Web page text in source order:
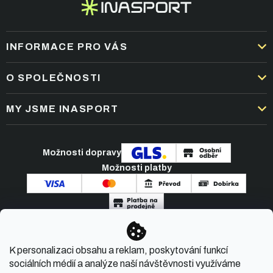
K personalizaci obsahu a reklam, poskytování funkcí
sociálních médií a analýze naší návštěvnosti využíváme
INFORMACE PRO VÁS
DOPRAVA A PLATBA
OBCHODNÍ PODMÍNKY
REKLAMACE A VRÁCENÍ ZBOŽÍ
PODMÍNKY AKCÍ
O SPOLEČNOSTI
KARIÉRA
NEJČASTĚJŠÍ OTÁZKY
MY JSME INASPORT
ČLÁNKY A NOVINKY
KONTAKT
Možnosti dopravy
Možnosti platby
Copyright 2026INASPORT.CZ. Všechna práva
vyhrazena.